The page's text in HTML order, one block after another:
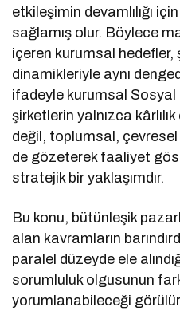
etkileşimin devamlılığı
sağlamış olur. Böylece
içeren kurumsal
dinamikleriyle aynı
ifadeyle kurumsal Sosyal
şirketlerin yalnızca
değil, toplumsal,
de gözeterek faaliyet
stratejik bir yaklaşımdır.
Bu konu, bütünleşik
alan kavramların
paralel düzeyde ele
sorumluluk olgusunun
yorumlanabileceği